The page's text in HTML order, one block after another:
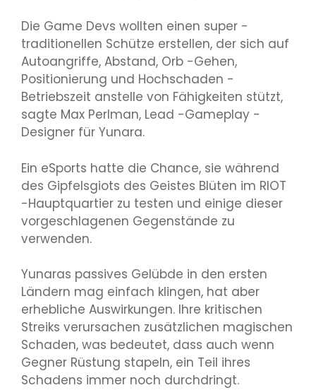
Die Game Devs wollten einen super -
traditionellen Schütze erstellen, der sich auf
Autoangriffe, Abstand, Orb -Gehen,
Positionierung und Hochschaden -
Betriebszeit anstelle von Fähigkeiten stützt,
sagte Max Perlman, Lead -Gameplay -
Designer für Yunara.
Ein eSports hatte die Chance, sie während
des Gipfelsgiots des Geistes Blüten im RIOT
-Hauptquartier zu testen und einige dieser
vorgeschlagenen Gegenstände zu
verwenden.
Yunaras passives Gelübde in den ersten
Ländern mag einfach klingen, hat aber
erhebliche Auswirkungen. Ihre kritischen
Streiks verursachen zusätzlichen magischen
Schaden, was bedeutet, dass auch wenn
Gegner Rüstung stapeln, ein Teil ihres
Schadens immer noch durchdringt.